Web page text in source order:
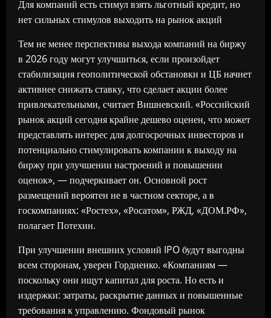
Для компаний есть стимул взять льготный кредит, но
нет сильных стимулов выходить на рынок акций
Тем не менее перспективы выхода компаний на биржу
в 2026 году могут улучшиться, если произойдет
стабилизация геополитической обстановки и ЦБ начнет
активнее снижать ставку, что сделает акции более
привлекательными, считает Вишневский. «Российский
рынок акций сегодня крайне дешево оценен, что может
представлять интерес для долгосрочных инвесторов и
потенциально стимулировать компании к выходу на
биржу при улучшении настроений и повышении
оценок», — подчеркивает он. Основной рост
размещений вероятен не в частном секторе, а в
госкомпаниях: «Ростех», «Росатом», РЖД, «ДОМ.РФ»,
полагает Потехин.
При улучшении внешних условий IPO будут выгодны
всем сторонам, уверен Гордиенко. «Компаниям —
поскольку они ищут капитал для роста. Но есть и
издержки: затраты, раскрытие данных и повышенные
требования к управлению. Фондовый рынок